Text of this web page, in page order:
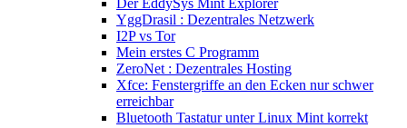
Der EddySys Mint Explorer
YggDrasil : Dezentrales Netzwerk
I2P vs Tor
Mein erstes C Programm
ZeroNet : Dezentrales Hosting
Xfce: Fenstergriffe an den Ecken nur schwer
erreichbar
Bluetooth Tastatur unter Linux Mint korrekt